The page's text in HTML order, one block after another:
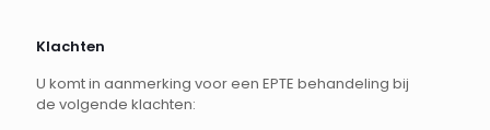
Klachten
U komt in aanmerking voor een EPTE behandeling bij
de volgende klachten: